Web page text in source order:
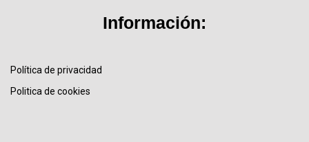
Información:
Política de privacidad
Politica de cookies